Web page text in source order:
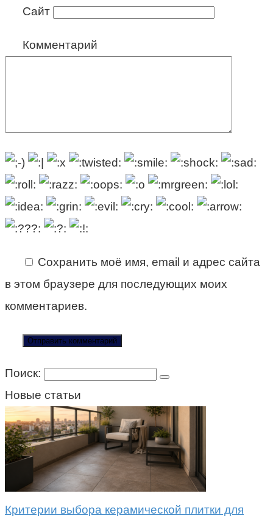
Сайт
Комментарий
Сохранить моё имя, email и адрес сайта
в этом браузере для последующих моих
комментариев.
Поиск:
Новые статьи
Критерии выбора керамической плитки для